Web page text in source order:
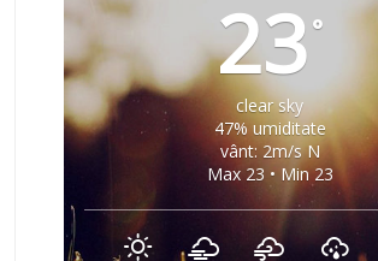
23°
clear sky
47% umiditate
vânt: 2m/s N
Max 23 • Min 23